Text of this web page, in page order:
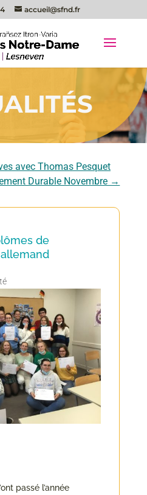
accueil@sfnd.fr
avec Thomas Pesquet
Durable Novembre →
de
passé l’année